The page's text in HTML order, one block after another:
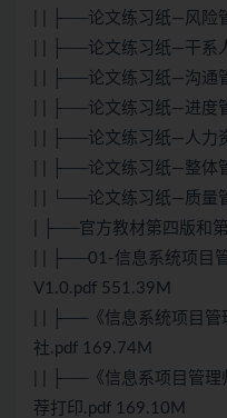
| | ├──论文练习纸—风险
| | ├──论文练习纸—干系
| | ├──论文练习纸—沟通
| | ├──论文练习纸—进度
| | ├──论文练习纸—人力
| | ├──论文练习纸—整体
| | └──论文练习纸—质量
| ├──官方教材第四版和
| | ├──01-信息系统项目
V1.0.pdf 551.39M
| | ├──《信息系统项目
社.pdf 169.74M
| | ├──《信息系项目管
荐打印.pdf 169.10M